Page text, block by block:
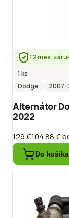
12 mes.
1 ks
Dodge
2007
Alternátor
2022
129 €104.88 €
Do košíka